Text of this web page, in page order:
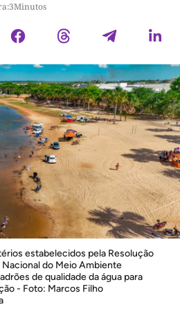
3Minutos
estabelecidos pela Resolução
do Meio Ambiente
de qualidade da água para
- Foto: Marcos Filho